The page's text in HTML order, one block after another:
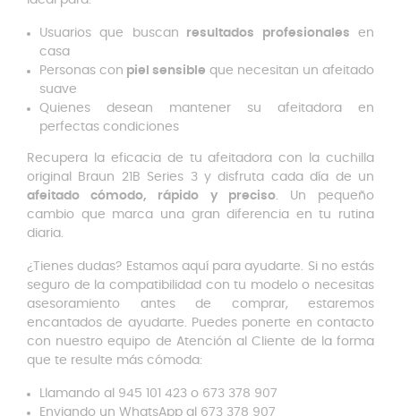
Usuarios que buscan resultados profesionales en
casa
Personas con piel sensible que necesitan un afeitado
suave
Quienes desean mantener su afeitadora en
perfectas condiciones
Recupera la eficacia de tu afeitadora con la cuchilla
original Braun 21B Series 3 y disfruta cada día de un
afeitado cómodo, rápido y preciso. Un pequeño
cambio que marca una gran diferencia en tu rutina
diaria.
¿Tienes dudas? Estamos aquí para ayudarte. Si no estás
seguro de la compatibilidad con tu modelo o necesitas
asesoramiento antes de comprar, estaremos
encantados de ayudarte. Puedes ponerte en contacto
con nuestro equipo de Atención al Cliente de la forma
que te resulte más cómoda:
Llamando al 945 101 423 o 673 378 907
Enviando un WhatsApp al 673 378 907